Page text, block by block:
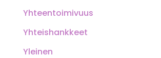
Yhteentoimivuus
Yhteishankkeet
Yleinen